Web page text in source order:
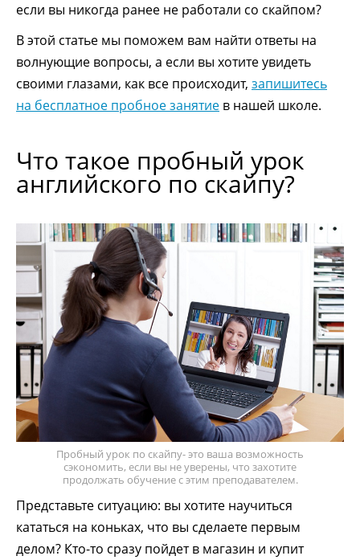
если вы никогда ранее не работали со скайпом?
В этой статье мы поможем вам найти ответы на
волнующие вопросы, а если вы хотите увидеть
своими глазами, как все происходит, запишитесь
на бесплатное пробное занятие в нашей школе.
Что такое пробный урок
английского по скайпу?
Пробный урок по скайпу- это ваша возможность
сэкономить, если вы не уверены, что захотите
продолжать обучение с этим преподавателем.
Представьте ситуацию: вы хотите научиться
кататься на коньках, что вы сделаете первым
делом? Кто-то сразу пойдет в магазин и купит